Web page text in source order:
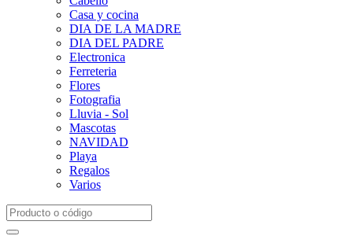
Casa y cocina
DIA DE LA MADRE
DIA DEL PADRE
Electronica
Ferreteria
Flores
Fotografia
Lluvia - Sol
Mascotas
NAVIDAD
Playa
Regalos
Varios